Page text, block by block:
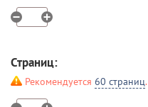
Страниц:
Рекомендуется 60 страниц.